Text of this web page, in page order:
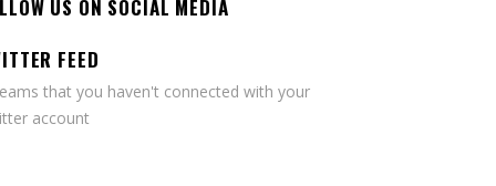
US ON SOCIAL MEDIA
FEED
that you haven't connected with your
account